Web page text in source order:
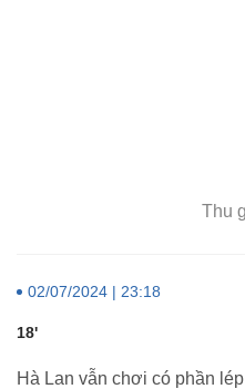
Thu
02/07/2024 | 23:18
18'
Hà Lan vẫn chơi có phần